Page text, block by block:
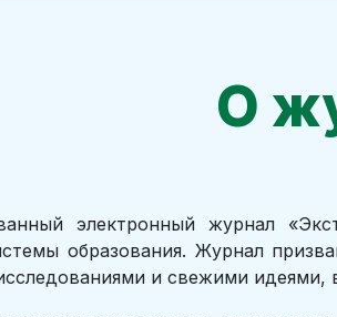
О
электронный журнал
образования. Журнал
и свежими идеями,